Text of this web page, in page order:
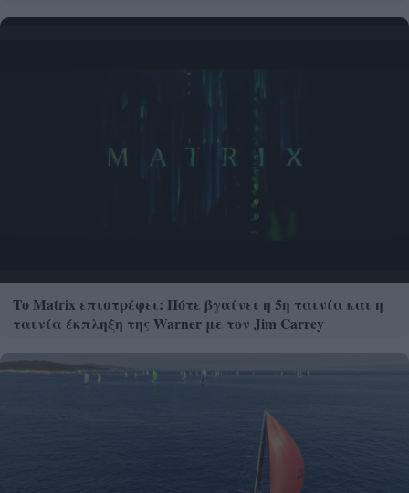
Το Matrix επιστρέφει: Πότε βγαίνει η 5η ταινία και η
ταινία έκπληξη της Warner με τον Jim Carrey